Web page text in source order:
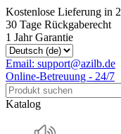
Kostenlose Lieferung in
30 Tage Rückgaberecht
1 Jahr Garantie
Email: support@azilb.de
Online-Betreuung - 24/7
Katalog